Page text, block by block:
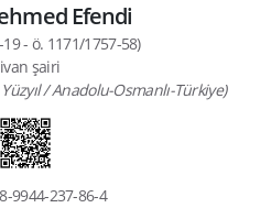
Efendi
- ö. 1171/1757-58)
şairi
/ Anadolu-Osmanlı-Türkiye)
9944-237-86-4